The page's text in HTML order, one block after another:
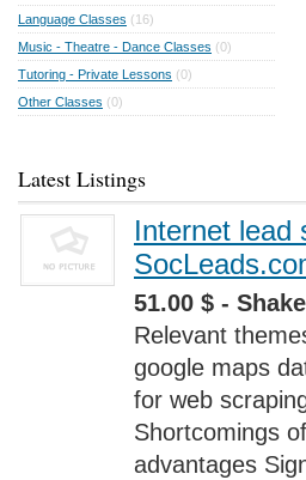
Language Classes (16)
Music - Theatre - Dance Classes (0)
Tutoring - Private Lessons (0)
Other Classes (0)
Latest Listings
Internet lead
51.00 $ -
Relevant
google maps
for web
Shortcomings
advantages